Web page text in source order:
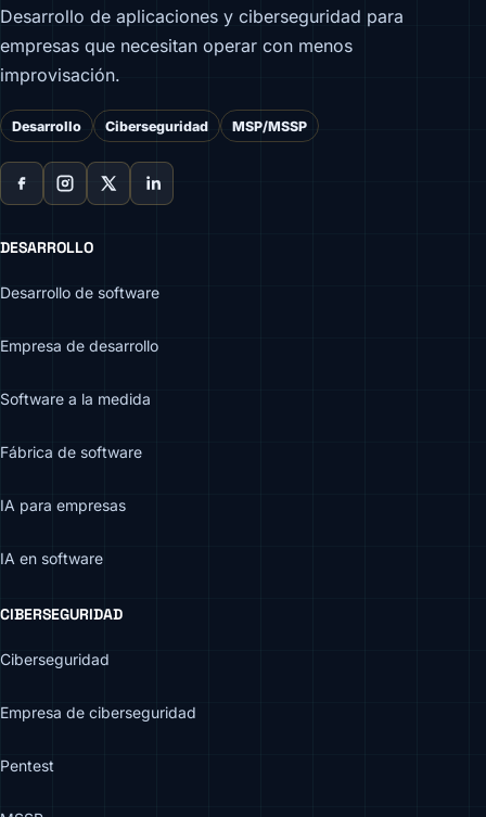
Desarrollo de aplicaciones y ciberseguridad para
empresas que necesitan operar con menos
improvisación.
Desarrollo Ciberseguridad MSP/MSSP
DESARROLLO
Desarrollo de software
Empresa de desarrollo
Software a la medida
Fábrica de software
IA para empresas
IA en software
CIBERSEGURIDAD
Ciberseguridad
Empresa de ciberseguridad
Pentest